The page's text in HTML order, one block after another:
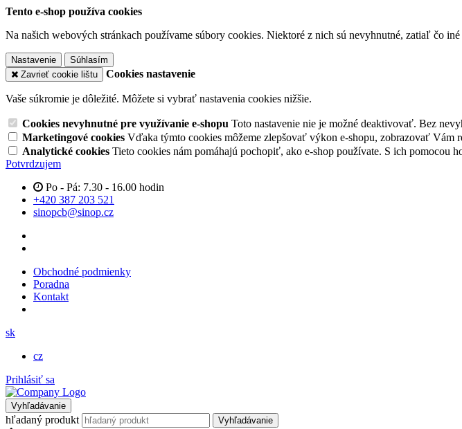
Tento e-shop používa cookies
Na našich webových stránkach používame súbory cookies. Niektoré z nich sú nevyhnutné, zatiaľ čo
Nastavenie
Súhlasím
Zavrieť cookie lištu
Cookies nastavenie
Vaše súkromie je dôležité. Môžete si vybrať nastavenia cookies nižšie.
Cookies nevyhnutné pre využívanie e-shopu Toto nastavenie nie je možné deaktivovať. Bez
Marketingové cookies Vďaka týmto cookies môžeme zlepšovať výkon e-shopu, zobrazovať Vám
Analytické cookies Tieto cookies nám pomáhajú pochopiť, ako e-shop používate. S ich pomocou
Potvrdzujem
Po - Pá: 7.30 - 16.00 hodin
+420 387 203 521
sinopcb@sinop.cz
Obchodné podmienky
Poradna
Kontakt
sk
cz
Prihlásiť sa
Vyhľadávanie
hľadaný produkt Vyhľadávanie